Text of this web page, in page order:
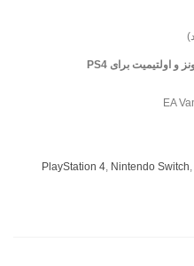
PlayStation 4, Nintendo Switch